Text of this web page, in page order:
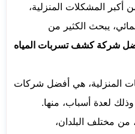
المشكلات المنزلية،
يبحث الكثير من
شركة كشف تسربات المياه
المنزلية، هي أفضل شركات
لعدة أسباب، منها.
من مختلف البلدان،